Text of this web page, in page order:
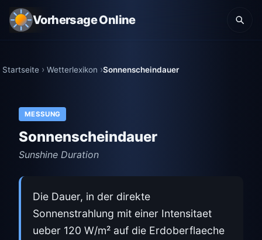
Vorhersage Online
Startseite Wetterlexikon Sonnenscheindauer
MESSUNG
Sonnenscheindauer
Sunshine Duration
Die Dauer, in der direkte
Sonnenstrahlung mit einer Intensitaet
ueber 120 W/m² auf die Erdoberflaeche